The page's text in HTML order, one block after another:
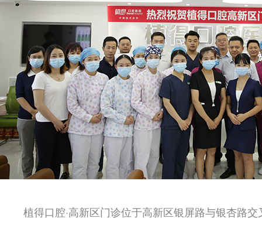
植得口腔·高新区门诊位于高新区银屏路与银杏路